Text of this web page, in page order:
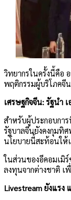
วิทยากรในครั้งนี้คือ
พฤติกรรมผู้บริโภคจี
เศรษฐกิจจีน: รัฐนำ
สำหรับผู้ประกอบกา
รัฐบาลจีนยังคงกุมทิ
นโยบายนี้สะท้อนให้
ในส่วนของอีคอมเมิ
ลงทุนจากต่างชาติ เ
Livestream ยังแรง